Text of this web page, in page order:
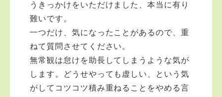
うきっかけをいただけました、本当に有り
難いです。
一つだけ、気になったことがあるので、重
ねて質問させてください。
無常観は怠けを助長してしまうような気が
します。どうせやっても虚しい、という気
がしてコツコツ積み重ねることをやめる言